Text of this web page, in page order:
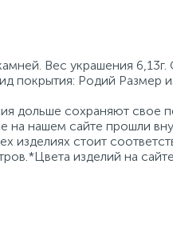
Вес украшения
покрытия: Родий Размер
дольше сохраняют свое
на нашем сайте прошли
изделиях стоит
изделий на